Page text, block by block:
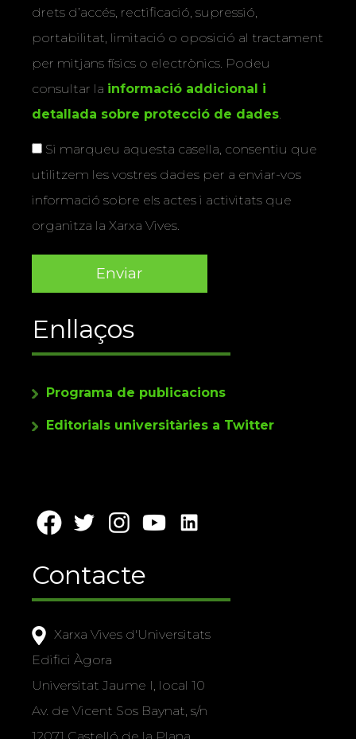
drets d’accés, rectificació, supressió,
portabilitat, limitació o oposició al tractament
per mitjans físics o electrònics. Podeu
consultar la informació addicional i
detallada sobre protecció de dades.
Si marqueu aquesta casella, consentiu que
utilitzem les vostres dades per a enviar-vos
informació sobre els actes i activitats que
organitza la Xarxa Vives.
Enllaços
Programa de publicacions
Editorials universitàries a Twitter
Contacte
Xarxa Vives d'Universitats
Edifici Àgora
Universitat Jaume I, local 10
Av. de Vicent Sos Baynat, s/n